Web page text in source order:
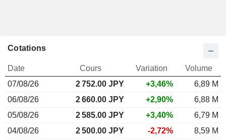
Cotations
Date Cours Variation
Volume
07/08/26
2 752.00 JPY +3,46%
6,89 M
06/08/26
2 660.00 JPY +2,90%
6,88 M
05/08/26
2 585.00 JPY +3,40%
6,79 M
04/08/26
2 500.00 JPY -2,72%
8,59 M